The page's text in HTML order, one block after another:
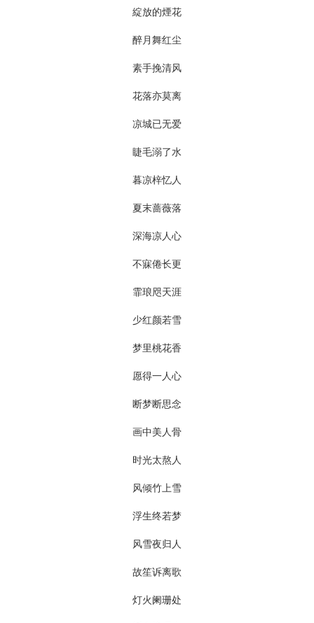
綻放的煙花
醉月舞红尘
素手挽清风
花落亦莫离
凉城已无爱
睫毛溺了水
暮凉梓忆人
夏末蔷薇落
深海凉人心
不寐倦长更
霏琅咫天涯
少红颜若雪
梦里桃花香
愿得一人心
断梦断思念
画中美人骨
时光太熬人
风倾竹上雪
浮生终若梦
风雪夜归人
故笙诉离歌
灯火阑珊处